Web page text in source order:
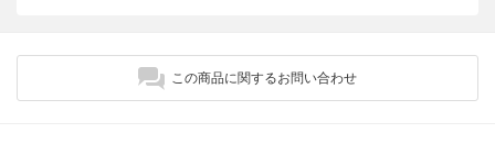
この商品に関するお問い合わせ